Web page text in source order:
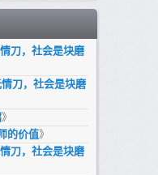
刀，社会是块磨
刀，社会是块磨
》
的价值》
刀，社会是块磨